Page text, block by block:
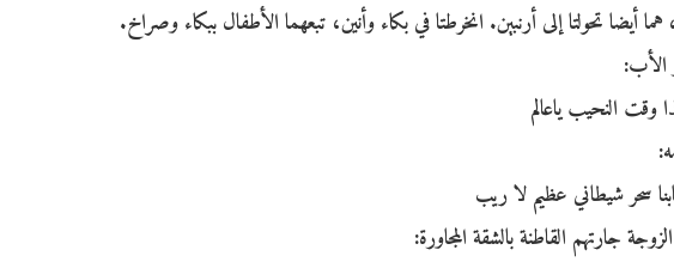
أيضا تحولتا إلى أرنبين. انخرطتا في بكاء وأنين، تبعهما الأطفال ببكاء وصراخ.
الأب:
النحيب ياعالم
سحر شيطاني عظيم لا ريب
جارتهم القاطنة بالشقة المجاورة: